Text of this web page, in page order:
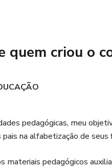
quem criou o
pedagógicas, meu
na alfabetização de seus
materiais pedagógicos